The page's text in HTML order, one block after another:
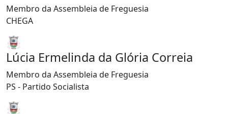
Membro da Assembleia de Freguesia
CHEGA
Lúcia Ermelinda da Glória Correia
Membro da Assembleia de Freguesia
PS - Partido Socialista